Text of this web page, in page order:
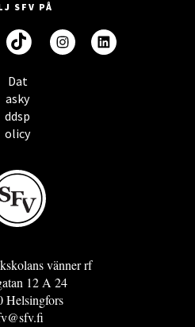
SFV PÅ
Dat
asky
ddsp
olicy
vänner rf
12 A 24
Helsingfors